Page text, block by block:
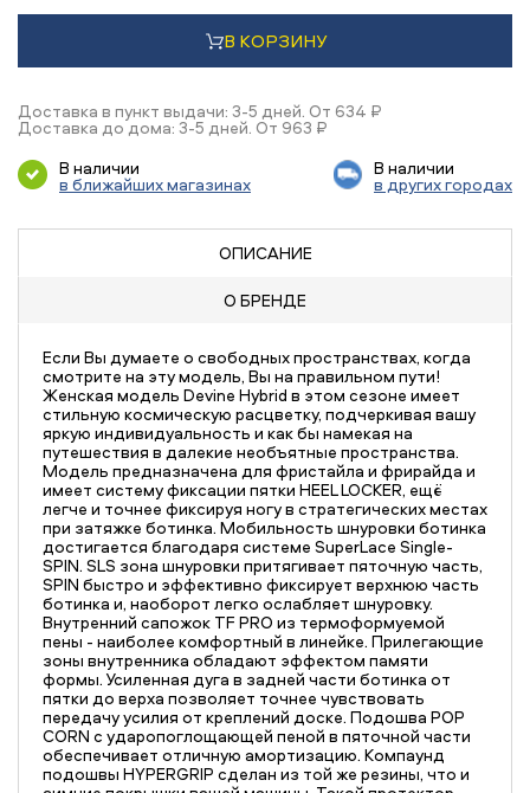
В КОРЗИНУ
Доставка в пункт выдачи: 3-5 дней. От 634 ₽
Доставка до дома: 3-5 дней. От 963 ₽
В наличии
в ближайших магазинах
В наличии
в других городах
ОПИСАНИЕ
О БРЕНДЕ
Если Вы думаете о свободных пространствах, когда
смотрите на эту модель, Вы на правильном пути!
Женская модель Devine Hybrid в этом сезоне имеет
стильную космическую расцветку, подчеркивая вашу
яркую индивидуальность и как бы намекая на
путешествия в далекие необъятные пространства.
Модель предназначена для фристайла и фрирайда и
имеет систему фиксации пятки HEEL LOCKER, ещё
легче и точнее фиксируя ногу в стратегических местах
при затяжке ботинка. Мобильность шнуровки ботинка
достигается благодаря системе SuperLace Single-
SPIN. SLS зона шнуровки притягивает пяточную часть,
SPIN быстро и эффективно фиксирует верхнюю часть
ботинка и, наоборот легко ослабляет шнуровку.
Внутренний сапожок TF PRO из термоформуемой
пены - наиболее комфортный в линейке. Прилегающие
зоны внутренника обладают эффектом памяти
формы. Усиленная дуга в задней части ботинка от
пятки до верха позволяет точнее чувствовать
передачу усилия от креплений доске. Подошва POP
CORN с ударопоглощающей пеной в пяточной части
обеспечивает отличную амортизацию. Компаунд
подошвы HYPERGRIP сделан из той же резины, что и